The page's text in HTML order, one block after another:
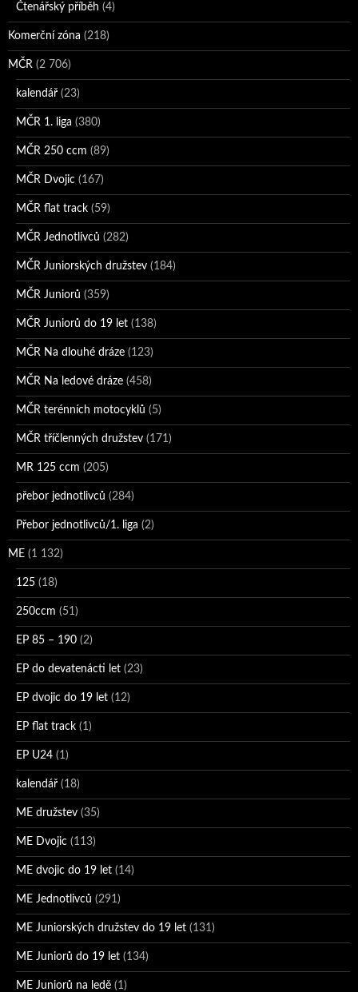
Čtenářský příběh (4)
Komerční zóna (218)
MČR (2 706)
kalendář (23)
MČR 1. liga (380)
MČR 250 ccm (89)
MČR Dvojic (167)
MČR flat track (59)
MČR Jednotlivců (282)
MČR Juniorských družstev (184)
MČR Juniorů (359)
MČR Juniorů do 19 let (138)
MČR Na dlouhé dráze (123)
MČR Na ledové dráze (458)
MČR terénních motocyklů (5)
MČR tříčlenných družstev (171)
MR 125 ccm (205)
přebor jednotlivců (284)
Přebor jednotlivců/1. liga (2)
ME (1 132)
125 (18)
250ccm (51)
EP 85 – 190 (2)
EP do devatenácti let (23)
EP dvojic do 19 let (12)
EP flat track (1)
EP U24 (1)
kalendář (18)
ME družstev (35)
ME Dvojic (113)
ME dvojic do 19 let (14)
ME Jednotlivců (291)
ME Juniorských družstev do 19 let (131)
ME Juniorů do 19 let (134)
ME Juniorů na ledě (1)